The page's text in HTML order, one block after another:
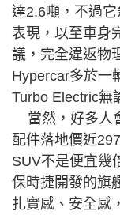
達2.6噸，不過
表現，以至車身
議，完全違返物
Hypercar多於一
Turbo Electric無
當然，好多人
配件落地價近
SUV不是便宜幾
保時捷開發的旗
扎實感、安全感